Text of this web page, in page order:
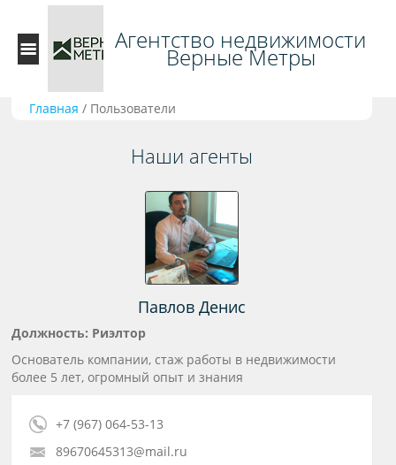
Агентство недвижимости
Верные Метры
Главная / Пользователи
Наши агенты
Павлов Денис
Должность: Риэлтор
Основатель компании, стаж работы в недвижимости
более 5 лет, огромный опыт и знания
+7 (967) 064-53-13
89670645313@mail.ru